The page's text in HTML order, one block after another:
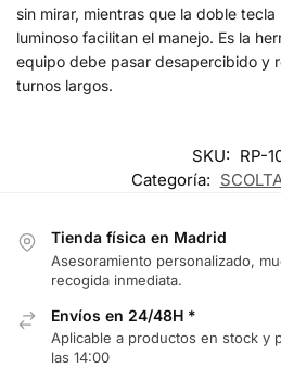
sin mirar, mientras que la doble
luminoso facilitan el manejo. Es la
equipo debe pasar desapercibido y
turnos largos.
SKU: RP-
Categoría:
Tienda física en Madrid
Asesoramiento personalizado,
recogida inmediata.
Envíos en 24/48H *
Aplicable a productos en stock y
las 14:00